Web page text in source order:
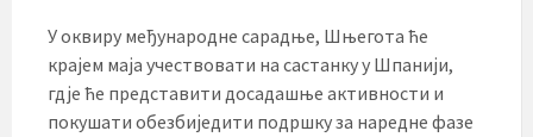
У оквиру међународне сарадње, Шњегота ће
крајем маја учествовати на састанку у Шпанији,
гдје ће представити досадашње активности и
покушати обезбиједити подршку за наредне фазе